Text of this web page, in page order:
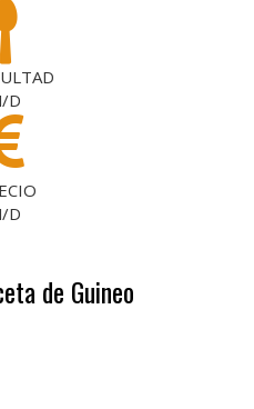
D
D
de Guineo